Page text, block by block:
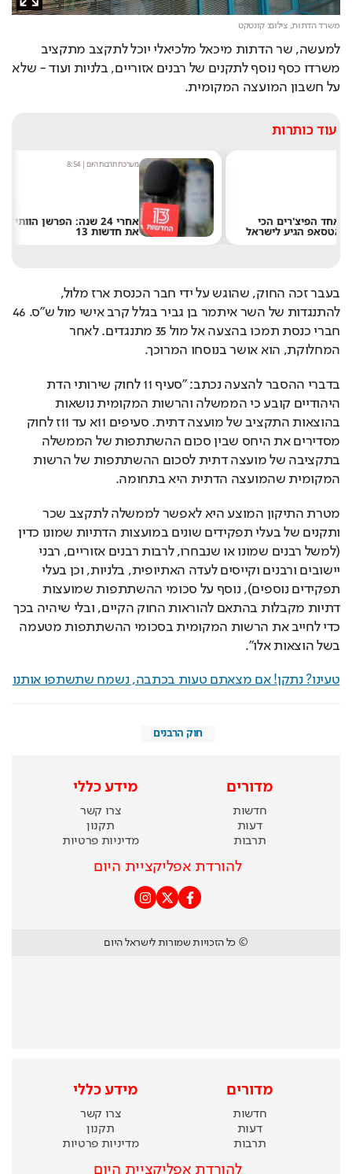
משרד הדתות,צילום: קונטקט
למעשה, שר הדתות מיכאל מלכיאלי יוכל לתקצב מתקציב
משרדו כסף נוסף לתקנים של רבנים אזוריים, בלניות ועוד - שלא
על חשבון המועצה המקומית.
עוד כותרות
מערכת תרבות היום|
8:54
אחרי 24 שנה: הפרשן הוותיק עוזב
את חדשות 13
בעבר זכה החוק, שהוגש על ידי חבר הכנסת ארז מלול,
להתנגדות של השר איתמר בן גביר בגלל קרב אישי מול ש״ס. 46
חברי כנסת תמכו בהצעה אל מול 35 מתנגדים. לאחר
המחלוקת, הוא אושר בנוסחו המרוכך.
בדברי ההסבר להצעה נכתב: "סעיף 11 לחוק שירותי הדת
היהודיים קובע כי הממשלה והרשות המקומית נושאות
בהוצאות התקציב של מועצה דתית. סעיפים 11א עד 11ז לחוק
מסדירים את היחס שבין סכום ההשתתפות של הממשלה
בתקציבה של מועצה דתית לסכום ההשתתפות של הרשות
המקומית שהמועצה הדתית היא בתחומה.
מטרת התיקון המוצע היא לאפשר לממשלה לתקצב שכר
ותקנים של בעלי תפקידים שונים במועצות הדתיות שמונו כדין
(למשל רבנים שמונו או שנבחרו, לרבות רבנים אזוריים, רבני
יישובים ורבנים וקייסים לעדה האתיופית, בלניות, וכן בעלי
תפקידים נוספים), נוסף על סכומי ההשתתפות שמועצות
דתיות מקבלות בהתאם להוראות החוק הקיים, ובלי שיהיה בכך
כדי לחייב את הרשות המקומית בסכומי ההשתתפות מטעמה
בשל הוצאות אלו".
טעינו? נתקן! אם מצאתם טעות בכתבה, נשמח שתשתפו אותנו
חוק הרבנים
מדורים
חדשות
דעות
תרבות
מידע כללי
צרו קשר
תקנון
מדיניות פרטיות
להורדת אפליקציית היום
© כל הזכויות שמורות לישראל היום
מדורים
חדשות
דעות
תרבות
מידע כללי
צרו קשר
תקנון
מדיניות פרטיות
להורדת אפליקציית היום